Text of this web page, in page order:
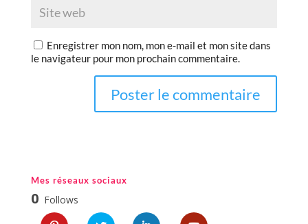
Enregistrer mon nom, mon e-mail et mon site dans
le navigateur pour mon prochain commentaire.
Mes réseaux sociaux
0 Follows